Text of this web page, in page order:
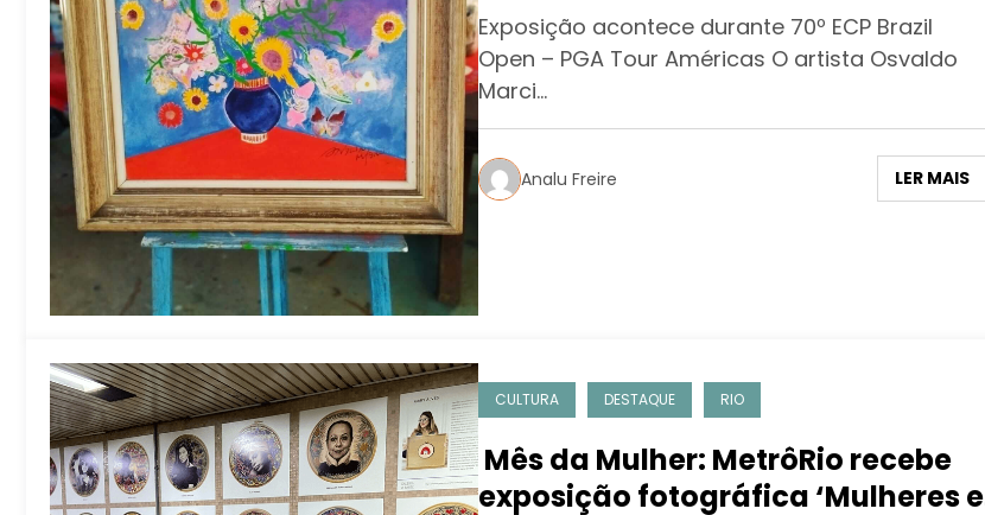
Exposição acontece durante 70º ECP Brazil
Open – PGA Tour Américas O artista Osvaldo
Marci…
Analu Freire LER MAIS
CULTURA DESTAQUE RIO
Mês da Mulher: MetrôRio recebe
exposição fotográfica ‘Mulheres e